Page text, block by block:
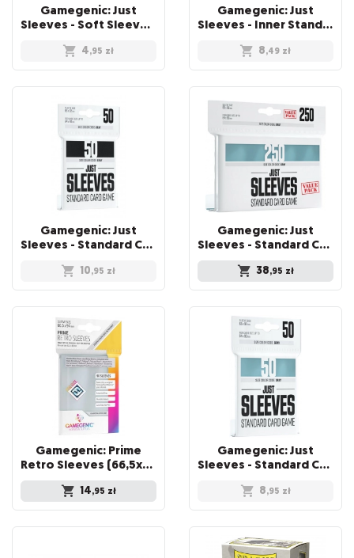
Gamegenic: Just
Sleeves - Soft Sleeves (67 x 94 mm) 100 sztuk, Clear
4,95 zł
Gamegenic: Just
Sleeves - Inner Standard Card Game Sleeves (64x89 mm), 100 sztuk
8,49 zł
Gamegenic: Just
Sleeves - Standard Card Game Sleeves (66x91 mm), Czarne, 50 sztuk
10,95 zł
Gamegenic: Just
Sleeves - Standard Card Game Sleeves (66x92 mm) - Value Pack, 250 sztuk
38,95 zł
Gamegenic: Prime
Retro Sleeves (66,5x94 mm) 50 sztuk, Clear
14,95 zł
Gamegenic: Just
Sleeves - Standard Card Game Sleeves (66x91 mm), 50 sztuk
8,95 zł